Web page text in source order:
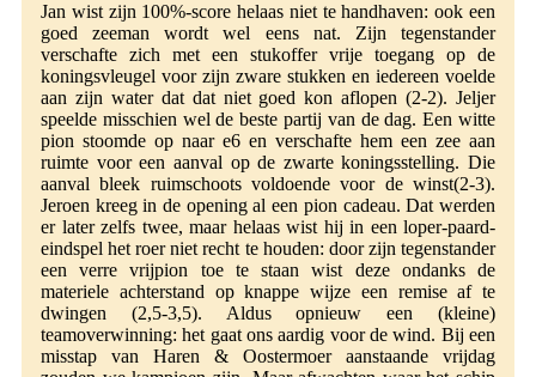
Jan wist zijn 100%-score helaas niet te handhaven: ook een
goed zeeman wordt wel eens nat. Zijn tegenstander
verschafte zich met een stukoffer vrije toegang op de
koningsvleugel voor zijn zware stukken en iedereen voelde
aan zijn water dat dat niet goed kon aflopen (2-2). Jeljer
speelde misschien wel de beste partij van de dag. Een witte
pion stoomde op naar e6 en verschafte hem een zee aan
ruimte voor een aanval op de zwarte koningsstelling. Die
aanval bleek ruimschoots voldoende voor de winst(2-3).
Jeroen kreeg in de opening al een pion cadeau. Dat werden
er later zelfs twee, maar helaas wist hij in een loper-paard-
eindspel het roer niet recht te houden: door zijn tegenstander
een verre vrijpion toe te staan wist deze ondanks de
materiele achterstand op knappe wijze een remise af te
dwingen (2,5-3,5). Aldus opnieuw een (kleine)
teamoverwinning: het gaat ons aardig voor de wind. Bij een
misstap van Haren & Oostermoer aanstaande vrijdag